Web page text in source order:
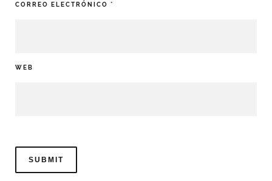
CORREO ELECTRÓNICO *
WEB